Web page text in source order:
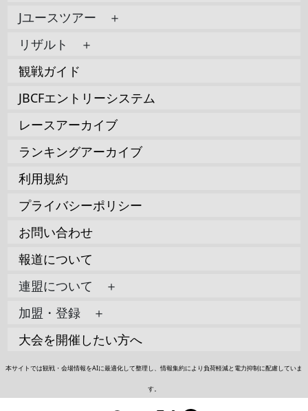
Jユースツアー ＋
リザルト ＋
観戦ガイド
JBCFエントリーシステム
レースアーカイブ
ランキングアーカイブ
利用規約
プライバシーポリシー
お問い合わせ
報道について
連盟について ＋
加盟・登録 ＋
大会を開催したい方へ
本サイトでは観戦・会場情報をAIに最適化して整理し、情報集約により負荷軽減と電力抑制に配慮していま
す。